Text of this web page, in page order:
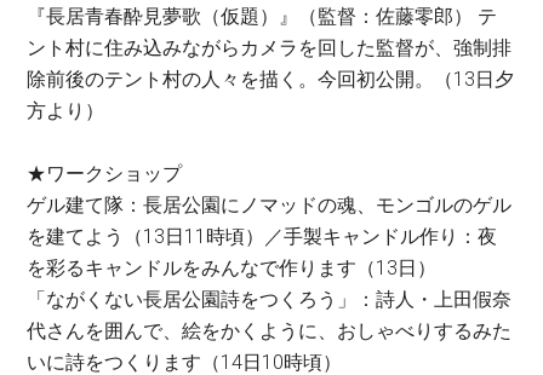
『長居青春酔見夢歌（仮題）』（監督：佐藤零郎） テ
ント村に住み込みながらカメラを回した監督が、強制排
除前後のテント村の人々を描く。今回初公開。（13日夕
方より）
★ワークショップ
ゲル建て隊：長居公園にノマッドの魂、モンゴルのゲル
を建てよう（13日11時頃）／手製キャンドル作り：夜
を彩るキャンドルをみんなで作ります（13日）
「ながくない長居公園詩をつくろう」：詩人・上田假奈
代さんを囲んで、絵をかくように、おしゃべりするみた
いに詩をつくります（14日10時頃）